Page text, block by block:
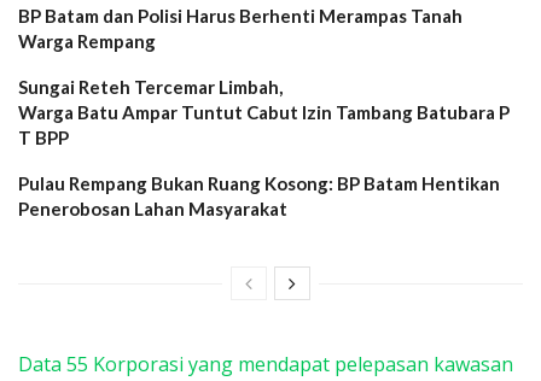
BP Batam dan Polisi Harus Berhenti Merampas Tanah
Warga Rempang
Sungai Reteh Tercemar Limbah,
Warga Batu Ampar Tuntut Cabut Izin Tambang Batubara P
T BPP
Pulau Rempang Bukan Ruang Kosong: BP Batam Hentikan
Penerobosan Lahan Masyarakat
Data 55 Korporasi yang mendapat pelepasan kawasan